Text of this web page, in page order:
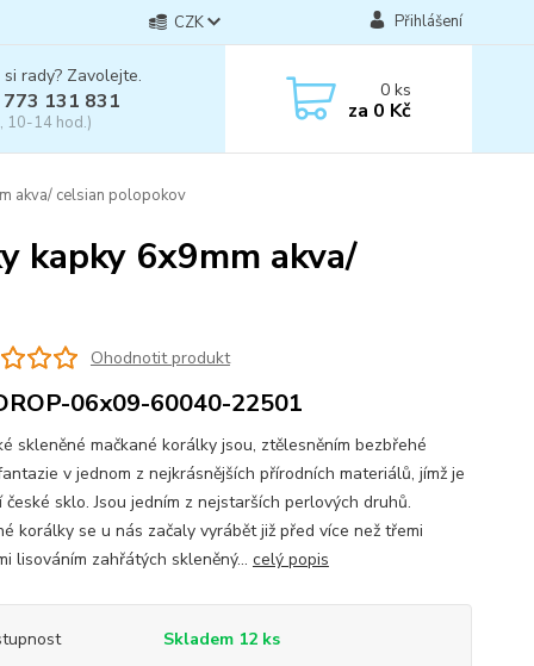
CZK Přihlášení
rady? Zavolejte.
131 831
10-14 hod.)
0ks
za 0 Kč
akva/ celsian polopokov
kapky 6x9mm akva/
Ohodnotit produkt
06x09-60040-22501
skleněné mačkané korálky jsou, ztělesněním bezbřehé
v jednom z nejkrásnějších přírodních materiálů, jímž je
české sklo. Jsou jedním z nejstarších perlových druhů.
korálky se u nás začaly vyrábět již před více než třemi
lisováním zahřátých skleněný... celý popis
Skladem 12 ks